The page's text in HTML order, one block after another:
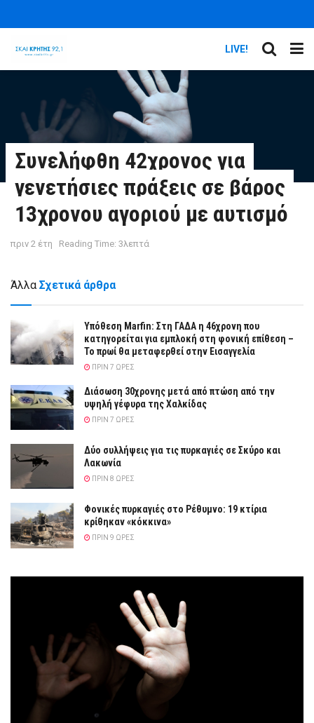
LIVE!
Συνελήφθη 42χρονος για
γενετήσιες πράξεις σε βάρος
13χρονου αγοριού με αυτισμό
πριν 2 έτη Reading Time: 3λεπτά
Άλλα Σχετικά άρθρα
Υπόθεση Marfin: Στη ΓΑΔΑ η 46χρονη που
κατηγορείται για εμπλοκή στη φονική επίθεση –
Το πρωί θα μεταφερθεί στην Εισαγγελία
ΠΡΙΝ 7 ΏΡΕΣ
Διάσωση 30χρονης μετά από πτώση από την
υψηλή γέφυρα της Χαλκίδας
ΠΡΙΝ 7 ΏΡΕΣ
Δύο συλλήψεις για τις πυρκαγιές σε Σκύρο και
Λακωνία
ΠΡΙΝ 8 ΏΡΕΣ
Φονικές πυρκαγιές στο Ρέθυμνο: 19 κτίρια
κρίθηκαν «κόκκινα»
ΠΡΙΝ 9 ΏΡΕΣ